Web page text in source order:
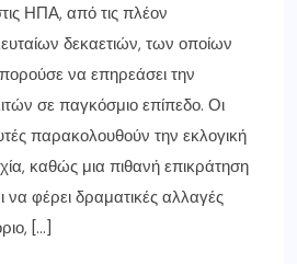
ΗΠΑ, από τις πλέον
δεκαετιών, των οποίων
να επηρεάσει την
σε παγκόσμιο επίπεδο. Οι
παρακολουθούν την εκλογική
καθώς μια πιθανή επικράτηση
να φέρει δραματικές αλλαγές
[…]